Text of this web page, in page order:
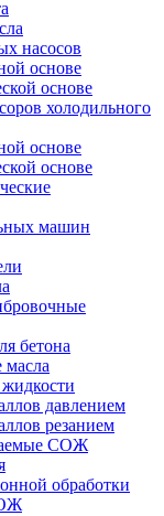
насосов
основе
основе
холодильного
основе
основе
машин
бетона
давлением
резанием
СОЖ
обработки